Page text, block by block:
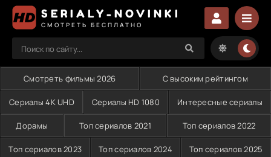
SERIALY-NOVINKI
СМОТРЕТЬ БЕСПЛАТНО
Смотреть фильмы 2026 С высоким рейтингом
Сериалы 4K UHD Сериалы HD 1080 Интересные сериалы
Дорамы Топ сериалов 2021 Топ сериалов 2022
Топ сериалов 2023 Топ сериалов 2024 Топ сериалов 2025